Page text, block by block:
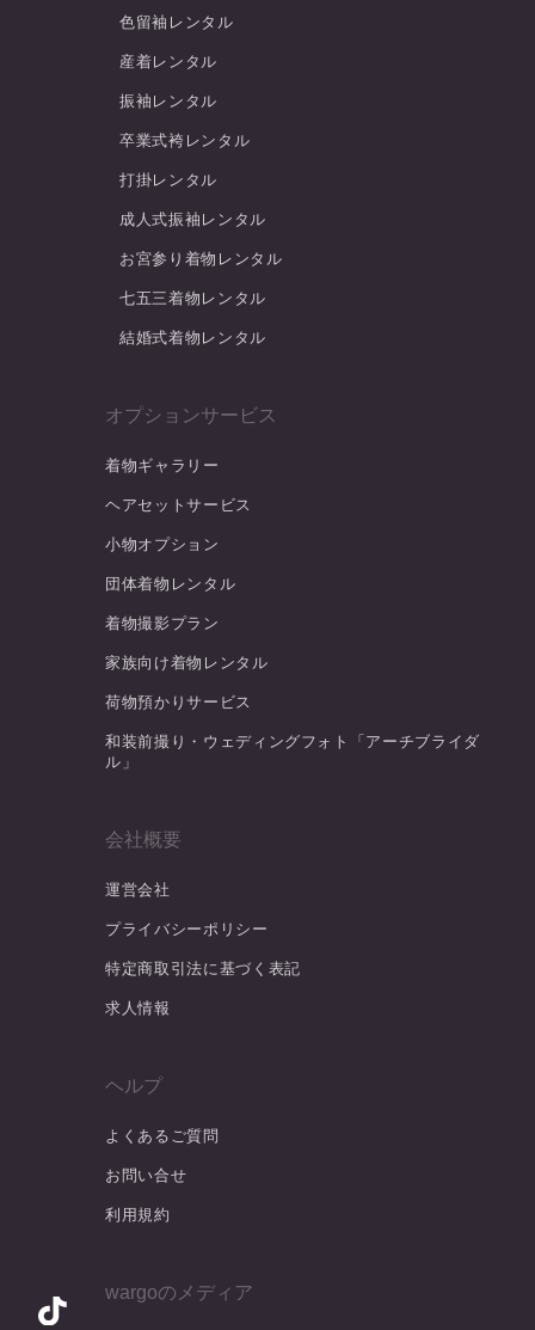
色留袖レンタル
産着レンタル
振袖レンタル
卒業式袴レンタル
打掛レンタル
成人式振袖レンタル
お宮参り着物レンタル
七五三着物レンタル
結婚式着物レンタル
オプションサービス
着物ギャラリー
ヘアセットサービス
小物オプション
団体着物レンタル
着物撮影プラン
家族向け着物レンタル
荷物預かりサービス
和装前撮り・ウェディングフォト「アーチブライダ
ル」
会社概要
運営会社
プライバシーポリシー
特定商取引法に基づく表記
求人情報
ヘルプ
よくあるご質問
お問い合せ
利用規約
wargoのメディア